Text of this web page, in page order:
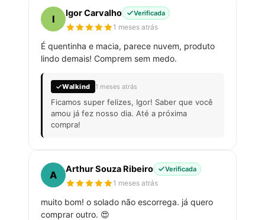
I
Igor Carvalho Verificada
1 meses atrás
É quentinha e macia, parece nuvem, produto
lindo demais! Comprem sem medo.
Walkind 1 meses atrás
Ficamos super felizes, Igor! Saber que você
amou já fez nosso dia. Até a próxima
compra!
A
Arthur Souza Ribeiro Verificada
1 meses atrás
muito bom! o solado não escorrega. já quero
comprar outro. 😍